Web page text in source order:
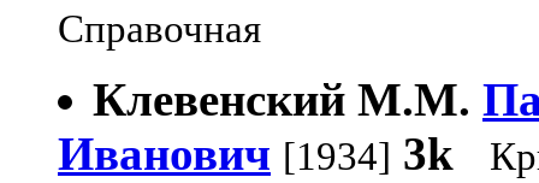
Справочная
Клевенский М.М.
Иванович [1934] 3k